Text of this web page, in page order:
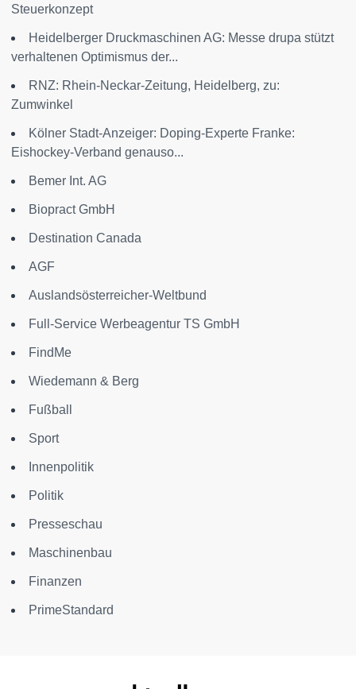
Steuerkonzept
Heidelberger Druckmaschinen AG: Messe drupa stützt
verhaltenen Optimismus der...
RNZ: Rhein-Neckar-Zeitung, Heidelberg, zu:
Zumwinkel
Kölner Stadt-Anzeiger: Doping-Experte Franke:
Eishockey-Verband genauso...
Bemer Int. AG
Biopract GmbH
Destination Canada
AGF
Auslandsösterreicher-Weltbund
Full-Service Werbeagentur TS GmbH
FindMe
Wiedemann & Berg
Fußball
Sport
Innenpolitik
Politik
Presseschau
Maschinenbau
Finanzen
PrimeStandard